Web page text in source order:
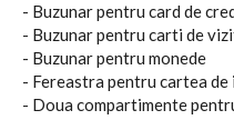
- Buzunar pentru card de
- Buzunar pentru carti de
- Buzunar pentru monede
- Fereastra pentru cartea
- Doua compartimente